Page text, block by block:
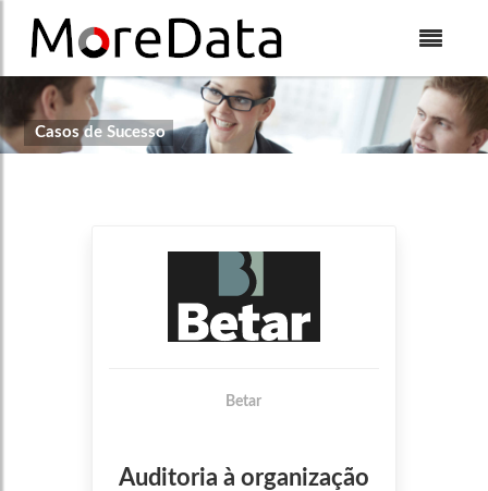
Casos de Sucesso
Betar
Auditoria à organização